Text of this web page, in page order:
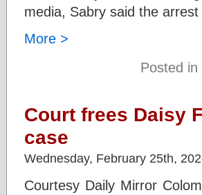
media, Sabry said the
More >
Posted in
Court frees Daisy
case
Wednesday, February 25th,
Courtesy Daily Mirror